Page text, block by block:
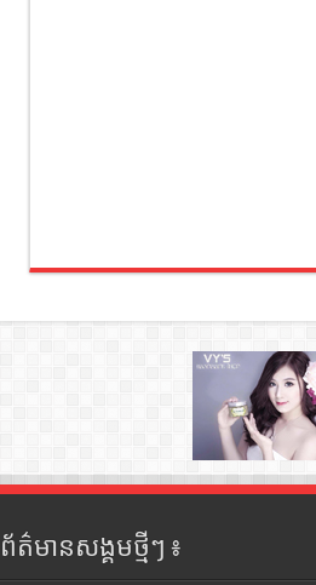
ព័ត៌មានសង្គមថ្មីៗ ៖